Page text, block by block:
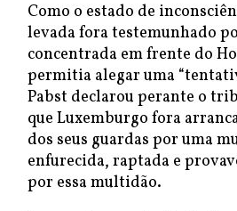
Como o estado de
levada fora testemunhado
concentrada em frente do
permitia alegar uma
Pabst declarou perante o
que Luxemburgo fora
dos seus guardas por uma
enfurecida, raptada e
por essa multidão.